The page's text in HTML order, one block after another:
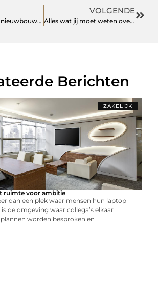
Betere wifi in je nieuwbouwhuis?
VOLGENDE
Alles wat jij moet weten over anhydrietvloeren Amsterdam
Berichten
ZAKELIJK
ruimte voor ambitie
dan een plek waar mensen hun laptop
de omgeving waar collega’s elkaar
worden besproken en